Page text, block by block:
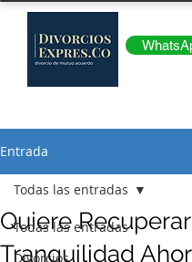
Entrada
Todas las entradas
Divorcios
Todas las entradas
Quiere
Tranquilidad